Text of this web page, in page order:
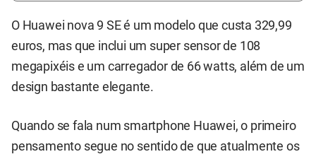
O Huawei nova 9 SE é um modelo que custa 329,99
euros, mas que inclui um super sensor de 108
megapixéis e um carregador de 66 watts, além de um
design bastante elegante.
Quando se fala num smartphone Huawei, o primeiro
pensamento segue no sentido de que atualmente os